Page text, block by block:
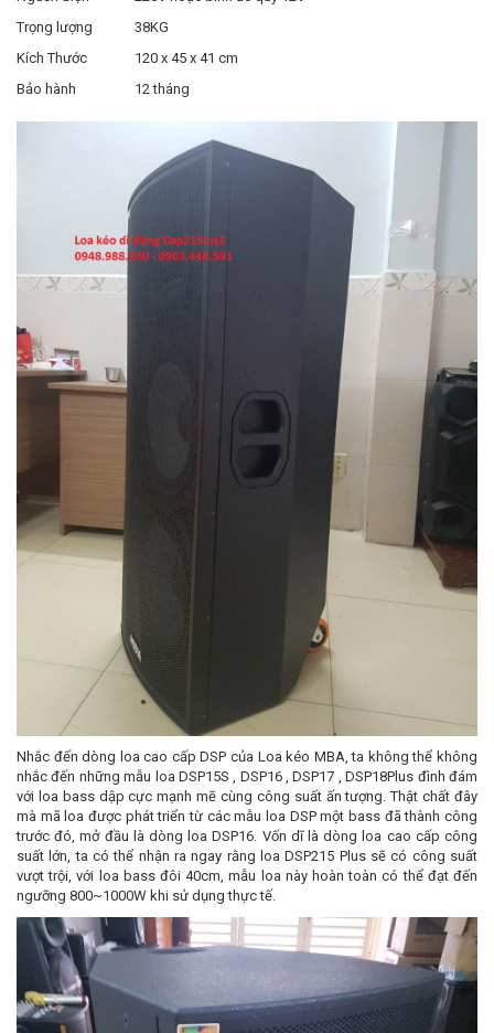
Trọng lượng
38KG
Kích Thước
120 x 45 x 41 cm
Bảo hành
12 tháng
Nhắc đến dòng loa cao cấp DSP của Loa kéo MBA, ta không thể không
nhắc đến những mẫu loa DSP15S , DSP16 , DSP17 , DSP18Plus đình đám
với loa bass dập cực mạnh mẽ cùng công suất ấn tượng. Thật chất đây
mà mã loa được phát triển từ các mẫu loa DSP một bass đã thành công
trước đó, mở đầu là dòng loa DSP16. Vốn dĩ là dòng loa cao cấp công
suất lớn, ta có thể nhận ra ngay rằng loa DSP215 Plus sẽ có công suất
vượt trội, với loa bass đôi 40cm, mẫu loa này hoàn toàn có thể đạt đến
ngưỡng 800~1000W khi sử dụng thực tế.